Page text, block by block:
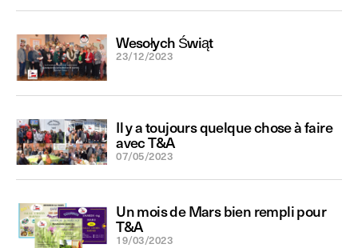
Wesołych Świąt
23/12/2023
Il y a toujours quelque chose à faire
avec T&A
07/05/2023
Un mois de Mars bien rempli pour
T&A
19/03/2023